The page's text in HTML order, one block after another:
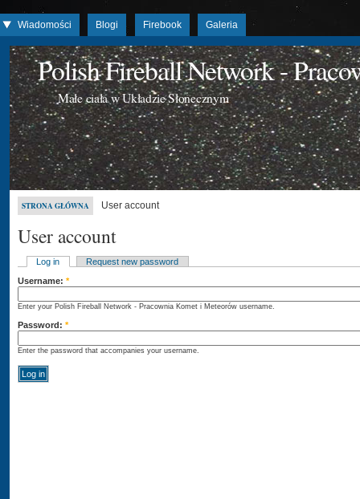
Wiadomości Blogi Firebook Galeria
Polish Fireball Network -
Małe ciała w Układzie Słonecznym
STRONA GŁÓWNA User account
User account
Log in
Request new password
Username: *
Enter your Polish Fireball Network - Pracownia Komet i Meteorów username.
Password: *
Enter the password that accompanies your username.